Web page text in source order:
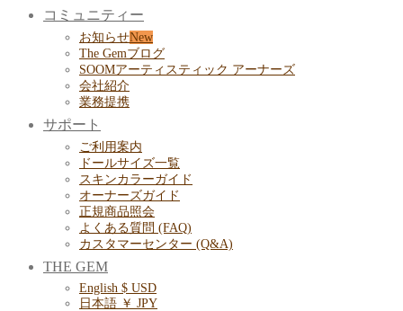
コミュニティー
お知らせ
The Gemブログ
SOOMアーティスティック アーナーズ
会社紹介
業務提携
サポート
ご利用案内
ドールサイズ一覧
スキンカラーガイド
オーナーズガイド
正規商品照会
よくある質問 (FAQ)
カスタマーセンター (Q&A)
THE GEM
English $ USD
日本語 ￥ JPY